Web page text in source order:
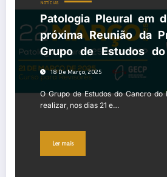
NOTÍCIAS
Patologia Pleural em
próxima Reunião da
Grupo de Estudos
Pulmão (GECP)
18 De Março, 2025
O Grupo de Estudos do Cancro do
realizar, nos dias 21 e…
Ler mais